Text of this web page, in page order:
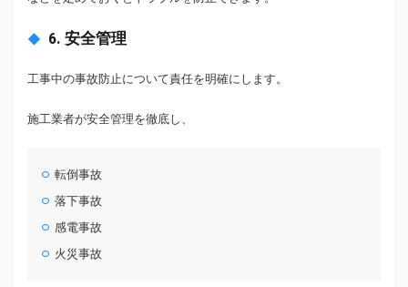
6. 安全管理
工事中の事故防止について責任を明確にします。
施工業者が安全管理を徹底し、
転倒事故
落下事故
感電事故
火災事故